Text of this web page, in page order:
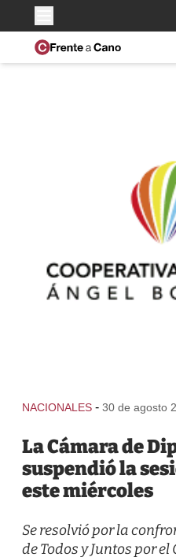
NACIONALES - 30 de agosto
La Cámara de
suspendió la
este miércoles
Se resolvió por la
de Todos y Juntos por el